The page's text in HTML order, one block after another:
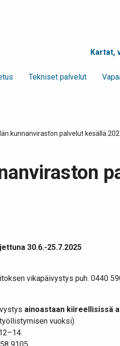
Kartat,
Tekniset palvelut
kunnanviraston palvelut kesällä
30.6.-25.7.2025
vikapäivystys puh. 0440
ainoastaan kiireellisissä
vuoksi)